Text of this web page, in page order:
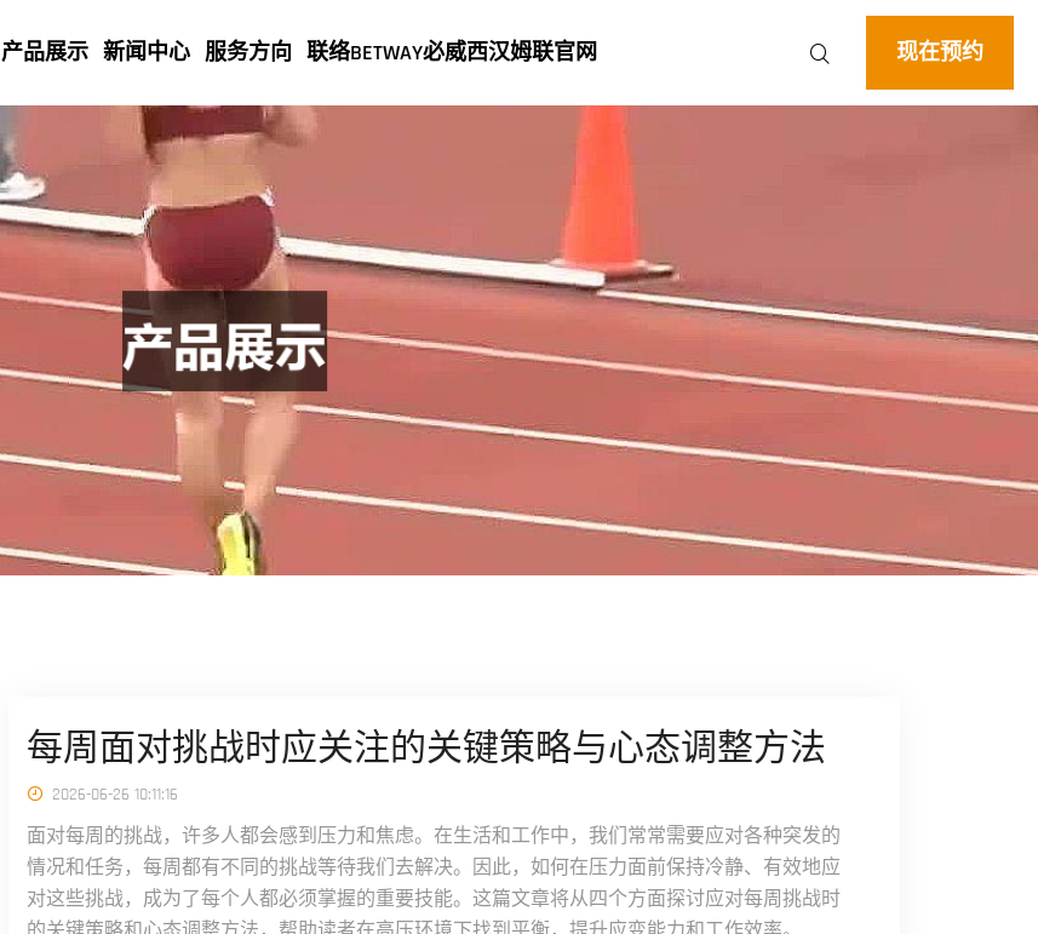
产品展示 新闻中心 服务方向 联络BETWAY必威西汉姆联官网 现在预约
每周面对挑战时应关注的关键策略与心态调整方法
2026-06-26 10:11:16
面对每周的挑战，许多人都会感到压力和焦虑。在生活和工作中，我们常常需要应对各种突发的
情况和任务，每周都有不同的挑战等待我们去解决。因此，如何在压力面前保持冷静、有效地应
对这些挑战，成为了每个人都必须掌握的重要技能。这篇文章将从四个方面探讨应对每周挑战时